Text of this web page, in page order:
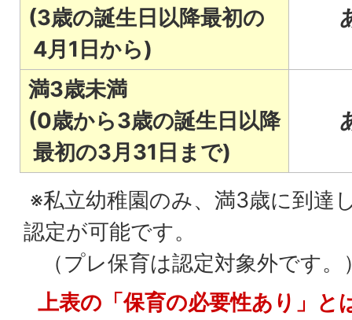
(3歳の誕生日以降最初の
4月1日から)
満3歳未満
(0歳から3歳の誕生日以降
最初の3月31日まで)
※私立幼稚園のみ、満3歳に到達
認定が可能です。
（プレ保育は認定対象外です。
上表の「保育の必要性あり」と